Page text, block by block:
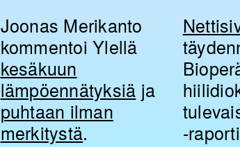
Joonas Merikanto
kommentoi Ylellä
kesäkuun
lämpöennätyksiä ja
puhtaan ilman
merkitystä.
-